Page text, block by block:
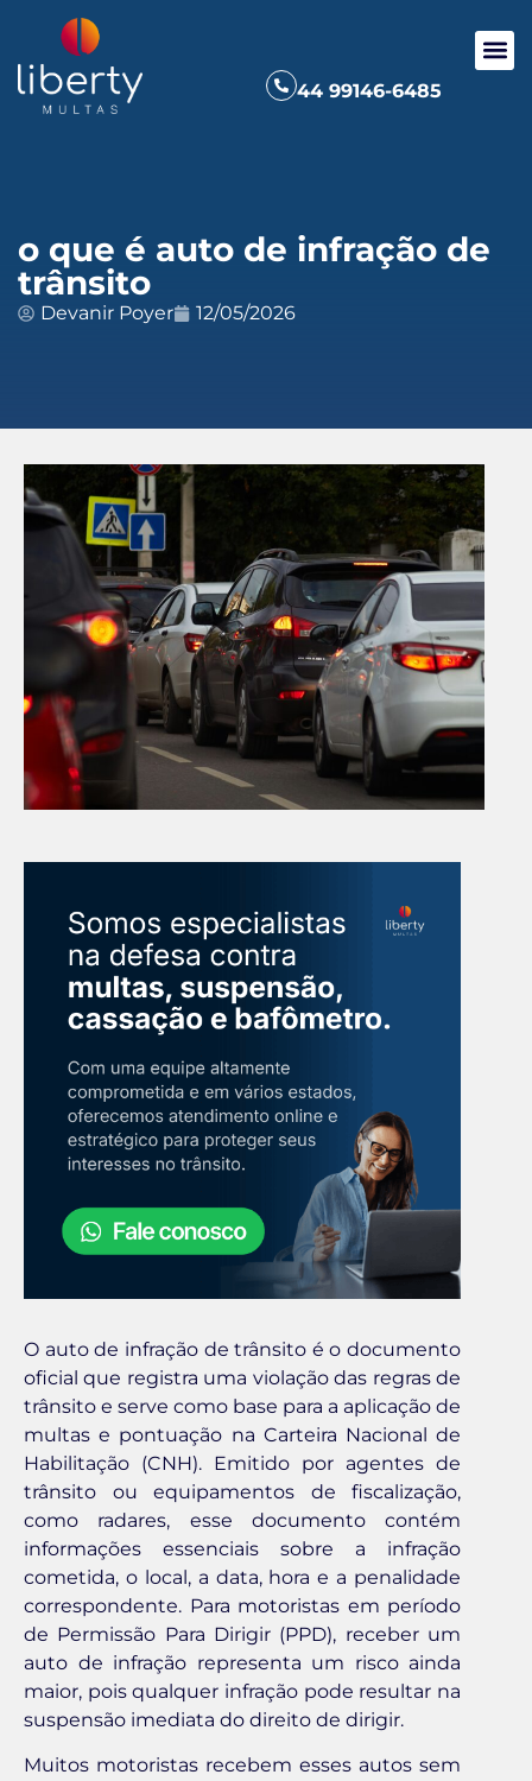
44 99146-6485
o que é auto de infração de
trânsito
Devanir Poyer 12/05/2026
O auto de infração de trânsito é o documento
oficial que registra uma violação das regras de
trânsito e serve como base para a aplicação de
multas e pontuação na Carteira Nacional de
Habilitação (CNH). Emitido por agentes de
trânsito ou equipamentos de fiscalização,
como radares, esse documento contém
informações essenciais sobre a infração
cometida, o local, a data, hora e a penalidade
correspondente. Para motoristas em período
de Permissão Para Dirigir (PPD), receber um
auto de infração representa um risco ainda
maior, pois qualquer infração pode resultar na
suspensão imediata do direito de dirigir.
Muitos motoristas recebem esses autos sem